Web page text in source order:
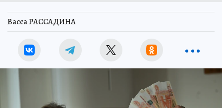
Васса РАССАДИНА